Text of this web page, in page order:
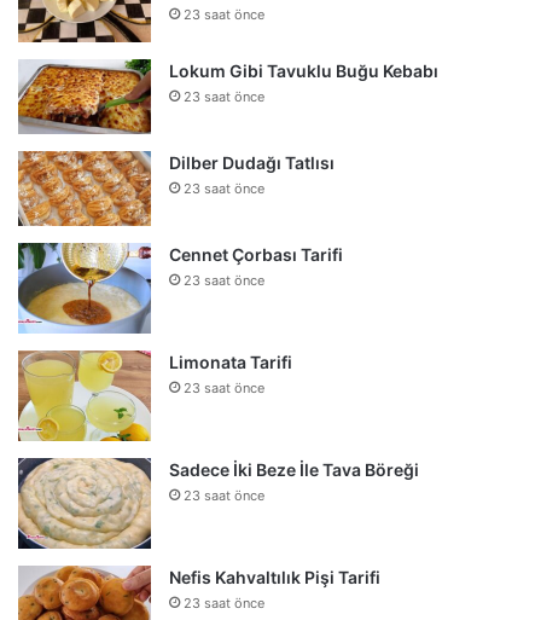
23 saat önce
Lokum Gibi Tavuklu Buğu Kebabı
23 saat önce
Dilber Dudağı Tatlısı
23 saat önce
Cennet Çorbası Tarifi
23 saat önce
Limonata Tarifi
23 saat önce
Sadece İki Beze İle Tava Böreği
23 saat önce
Nefis Kahvaltılık Pişi Tarifi
23 saat önce